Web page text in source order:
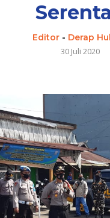
Editor- Derap
30 Juli 2020